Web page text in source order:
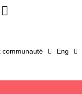
communauté Eng